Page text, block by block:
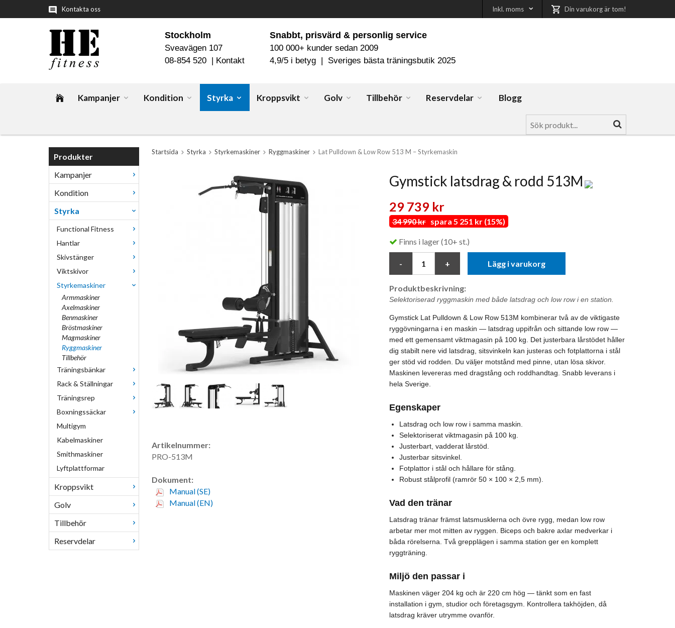
Kontakta oss Inkl. moms Din varukorg är tom!
Snabbt, prisvärd & personlig service
100 000+ kunder sedan 2009
4,9/5 i betyg | Sveriges bästa träningsbutik 2025
Stockholm
Sveavägen 107
08-854 520 | Kontakt
Kampanjer Kondition Styrka Kroppsvikt Golv Tillbehör Reservdelar Blogg
Produkter
Kampanjer
Kondition
Styrka
Functional Fitness
Hantlar
Skivstänger
Viktskivor
Styrkemaskiner
Armmaskiner
Axelmaskiner
Benmaskiner
Bröstmaskiner
Magmaskiner
Ryggmaskiner
Tillbehör
Träningsbänkar
Rack & Ställningar
Träningsrep
Boxningssäckar
Multigym
Kabelmaskiner
Smithmaskiner
Lyftplattformar
Kroppsvikt
Golv
Tillbehör
Reservdelar
Startsida Styrka Styrkemaskiner Ryggmaskiner Lat Pulldown & Low Row 513 M – Styrkemaskin
Gymstick latsdrag & rodd 513M
29 739 kr
34 990 krspara 5 251 kr (15%)
Finns i lager (10+ st.)
Lägg i varukorg
Produktbeskrivning:
Selektoriserad ryggmaskin med både latsdrag och low row i en station.
Gymstick Lat Pulldown & Low Row 513M kombinerar två av de viktigaste
ryggövningarna i en maskin — latsdrag uppifrån och sittande low row —
med ett gemensamt viktmagasin på 100 kg. Det justerbara lårstödet håller
dig stabilt nere vid latsdrag, sitsvinkeln kan justeras och fotplattorna i stål
ger stöd vid rodden. Du väljer motstånd med pinne, utan lösa skivor.
Maskinen levereras med dragstång och roddhandtag. Snabb leverans i
hela Sverige.
Egenskaper
Latsdrag och low row i samma maskin.
Selektoriserat viktmagasin på 100 kg.
Justerbart, vadderat lårstöd.
Justerbar sitsvinkel.
Fotplattor i stål och hållare för stång.
Robust stålprofil (ramrör 50 × 100 × 2,5 mm).
Vad den tränar
Latsdrag tränar främst latsmusklerna och övre rygg, medan low row
arbetar mer mot mitten av ryggen. Biceps och bakre axlar medverkar i
båda rörelserna. Två grepplägen i samma station ger en komplett
ryggträning.
Miljö den passar i
Maskinen väger 204 kg och är 220 cm hög — tänkt som en fast
installation i gym, studior och företagsgym. Kontrollera takhöjden, då
latsdrag kräver utrymme ovanför.
Artikelnummer:
PRO-513M
Dokument:
Manual (SE)
Manual (EN)